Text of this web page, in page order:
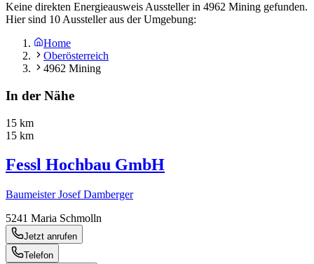
Keine direkten Energieausweis Aussteller in 4962 Mining gefunden.
Hier sind 10 Aussteller aus der Umgebung:
Home
Oberösterreich
4962 Mining
In der Nähe
15 km
15 km
Fessl Hochbau GmbH
Baumeister Josef Damberger
5241 Maria Schmolln
Jetzt anrufen
Telefon